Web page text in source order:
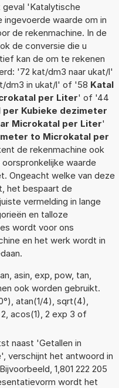
'Katalytische
waarde om in
de rekenmachine. In de
de conversie die u
kan de om te rekenen
'72 kat/dm3 naar ukat/l'
dm3 in ukat/l' of '58 Katal
per Liter' of '44
per Kubieke dezimeter
Microkatal per Liter'
to Microkatal per
de rekenmachine ook
waarde
Ongeacht welke van deze
het bespaart de
vermelding in lange
en talloze
wordt voor ons
en het werk wordt in
asin, exp, pow, tan,
ook worden gebruikt.
atan(1/4), sqrt(4),
acos(1), 2 exp 3 of
naast 'Getallen in
verschijnt het antwoord in
1,801 222 205
wordt het